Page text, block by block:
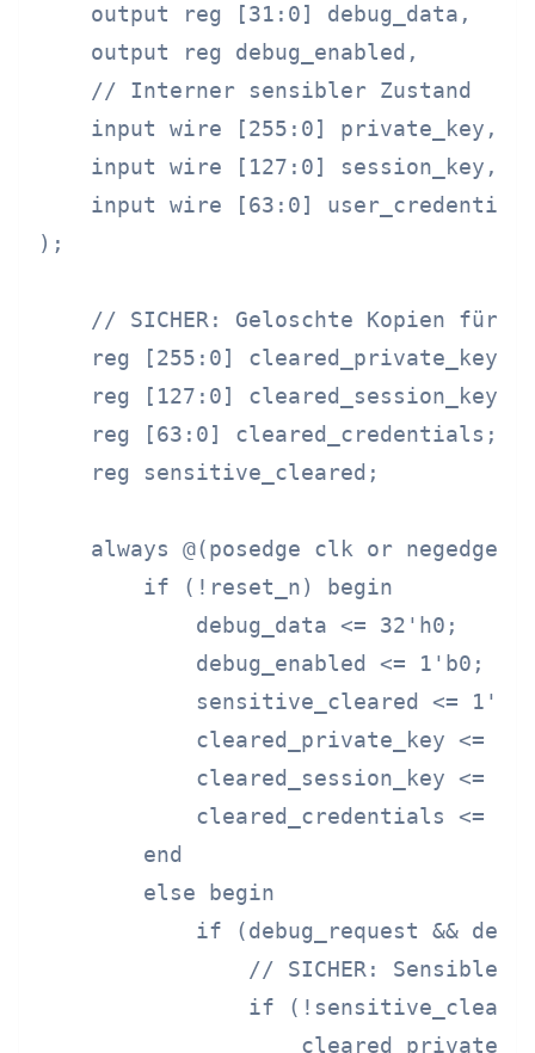
    output reg [31:0] debug_data,
    output reg debug_enabled,
    // Interner sensibler Zustand
    input wire [255:0] private_key,
    input wire [127:0] session_key,
input wire [63:0]
);
// SICHER: Geloschte Kopien für
    reg [255:0] cleared_private_key;
    reg [127:0] cleared_session_key;
    reg [63:0] cleared_credentials;
    reg sensitive_cleared;
always @(posedge clk or negedge
        if (!reset_n) begin
            debug_data <= 32'h0;
            debug_enabled <= 1'b0;
sensitive_cleared <=
cleared_private_key <=
cleared_session_key <=
cleared_credentials <=
        end
        else begin
if (debug_request &&
// SICHER: Sensible
if